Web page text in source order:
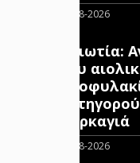
07-08-2026
Βοιωτία:
του
πυρκαγιά
07-08-2026